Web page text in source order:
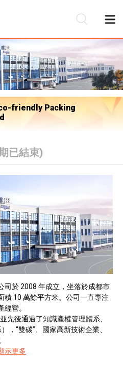
friendly Packing
已結束)
司於 2008 年成立，坐落於成都市
積 10 萬餘平方米。公司一直專注
營。
先後通過了知識產權管理體系、
，“雙碳”、國家高新技術企業、
示更多